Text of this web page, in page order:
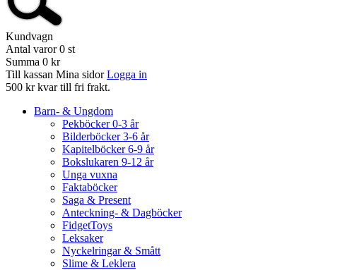
Kundvagn
Antal varor 0 st
Summa 0 kr
Till kassan Mina sidor Logga in
500 kr kvar till fri frakt.
Barn- & Ungdom
Pekböcker 0-3 år
Bilderböcker 3-6 år
Kapitelböcker 6-9 år
Bokslukaren 9-12 år
Unga vuxna
Faktaböcker
Saga & Present
Anteckning- & Dagböcker
FidgetToys
Leksaker
Nyckelringar & Smått
Slime & Leklera